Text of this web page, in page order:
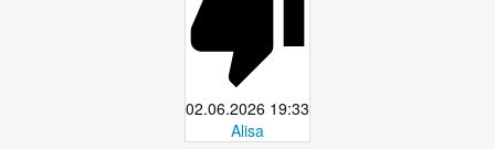
02.06.2026 19:33
Alisa